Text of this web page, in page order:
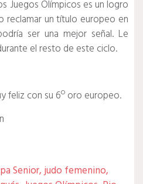
Juegos Olímpicos es un logro
reclamar un título europeo en
ser una mejor señal. Le
el resto de este ciclo.
feliz con su 6º oro europeo.
Senior,judo femenino,